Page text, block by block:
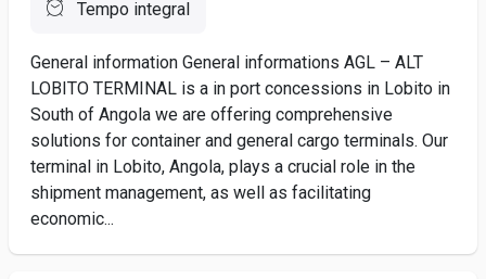
Tempo integral
General information General informations AGL – ALT
LOBITO TERMINAL is a in port concessions in Lobito in
South of Angola we are offering comprehensive
solutions for container and general cargo terminals. Our
terminal in Lobito, Angola, plays a crucial role in the
shipment management, as well as facilitating
economic...